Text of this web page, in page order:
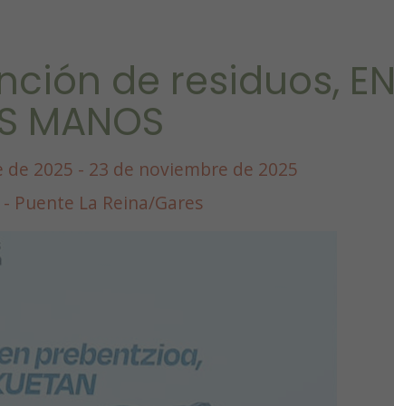
de residuos, EN
MANOS
2025 - 23 de noviembre de 2025
Puente La Reina/Gares